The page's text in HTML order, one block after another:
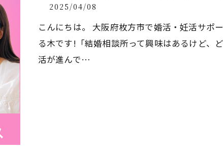
2025/04/08
こんにちは。 大阪府枚方市で婚活・妊活サポ
る木です!「結婚相談所って興味はあるけど、
活が進んで…